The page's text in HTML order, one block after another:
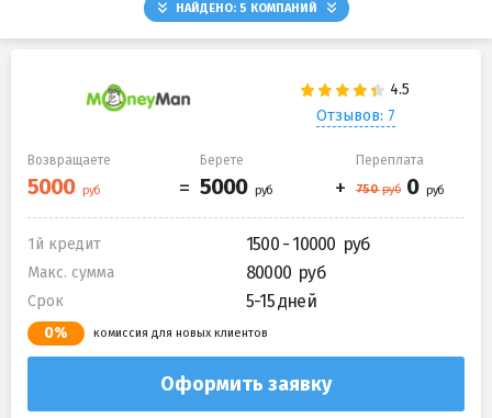
НАЙДЕНО: 5 КОМПАНИЙ
Отзывов: 7
Возвращаете Берете Переплата
1й кредит 1500 - 10000
Макс. сумма 80000
Срок 5-15 дней
0% комиссия для новых клиентов
Оформить заявку